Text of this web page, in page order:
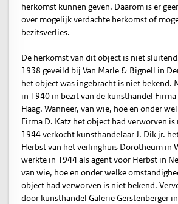
herkomst kunnen geven. Daarom is er
over mogelijk verdachte herkomst of
bezitsverlies.
De herkomst van dit object is niet
1938 geveild bij Van Marle & Bignell in
het object was ingebracht is niet bekend.
in 1940 in bezit van de kunsthandel Firma
Haag. Wanneer, van wie, hoe en onder
Firma D. Katz het object had verworven
1944 verkocht kunsthandelaar J. Dik jr.
Herbst van het veilinghuis Dorotheum in
werkte in 1944 als agent voor Herbst in
van wie, hoe en onder welke
object had verworven is niet bekend.
door kunsthandel Galerie Gerstenberger